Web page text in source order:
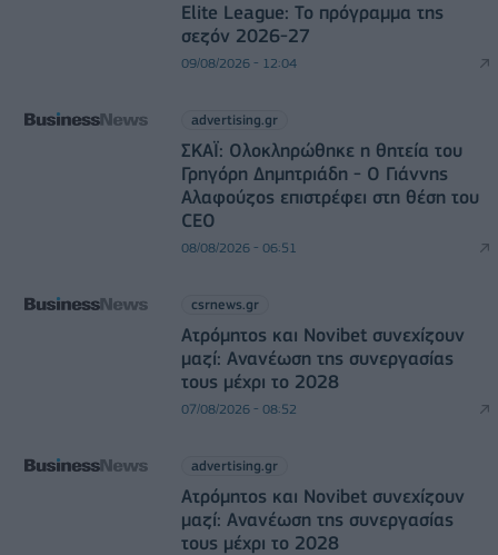
Elite League: Το πρόγραμμα της
σεζόν 2026-27
09/08/2026 - 12:04
advertising.gr
ΣΚΑΪ: Ολοκληρώθηκε η θητεία του
Γρηγόρη Δημητριάδη - Ο Γιάννης
Αλαφούζος επιστρέφει στη θέση του
CEO
08/08/2026 - 06:51
csrnews.gr
Ατρόμητος και Novibet συνεχίζουν
μαζί: Ανανέωση της συνεργασίας
τους μέχρι το 2028
07/08/2026 - 08:52
advertising.gr
Ατρόμητος και Novibet συνεχίζουν
μαζί: Ανανέωση της συνεργασίας
τους μέχρι το 2028